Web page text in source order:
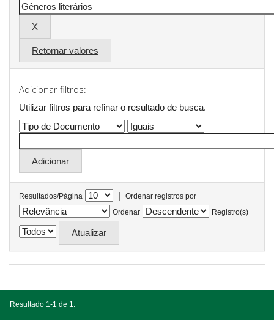
Retornar valores
Adicionar filtros:
Utilizar filtros para refinar o resultado de busca.
Resultados/Página |
Ordenar registros por
Ordenar
Registro(s)
Resultado 1-1 de 1.